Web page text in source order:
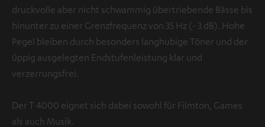
druckvolle aber nicht schwammig übertriebende Bässe bis
hinunter zu einer Grenzfrequenz von 35 Hz (- 3 dB). Hohe
Pegel bleiben durch besonders langhubige Töner und der
üppig ausgelegten Endstufenleistung klar und
verzerrungsfrei.
Der T 4000 eignet sich dabei sowohl für Filmton, Games
als auch Musik.